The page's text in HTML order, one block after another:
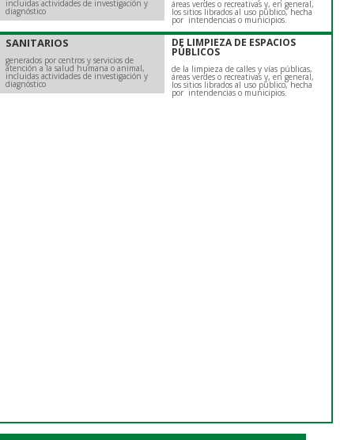
incluidas actividades de investigación y
diagnóstico
áreas verdes o recreativas y, en general,
los sitios librados al uso público, hecha
por intendencias o municipios.
SANITARIOS
generados por centros y servicios de
atención a la salud humana o animal,
incluidas actividades de investigación y
diagnóstico
DE LIMPIEZA DE ESPACIOS
PÚBLICOS
de la limpieza de calles y vías públicas,
áreas verdes o recreativas y, en general,
los sitios librados al uso público, hecha
por intendencias o municipios.